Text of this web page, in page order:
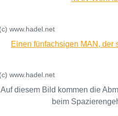
Einen fünfachsigen MAN, der
Auf diesem Bild kommen die
beim